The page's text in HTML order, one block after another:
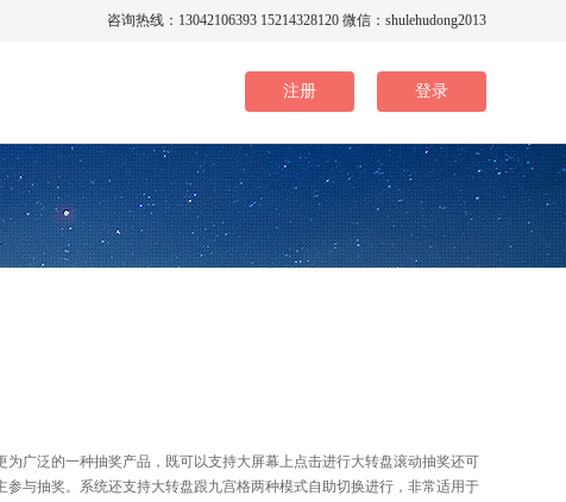
咨询热线：13042106393 15214328120 微信：shulehudong2013
登录
注册
为广泛的一种抽奖产品，既可以支持大屏幕上点击进行大转盘滚动抽奖还可
参与抽奖。系统还支持大转盘跟九宫格两种模式自助切换进行，非常适用于